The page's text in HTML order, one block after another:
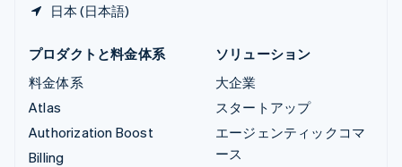
日本 (日本語)
プロダクトと料金体系
料金体系
Atlas
Authorization Boost
Billing
ソリューション
大企業
スタートアップ
エージェンティックコマ
ース